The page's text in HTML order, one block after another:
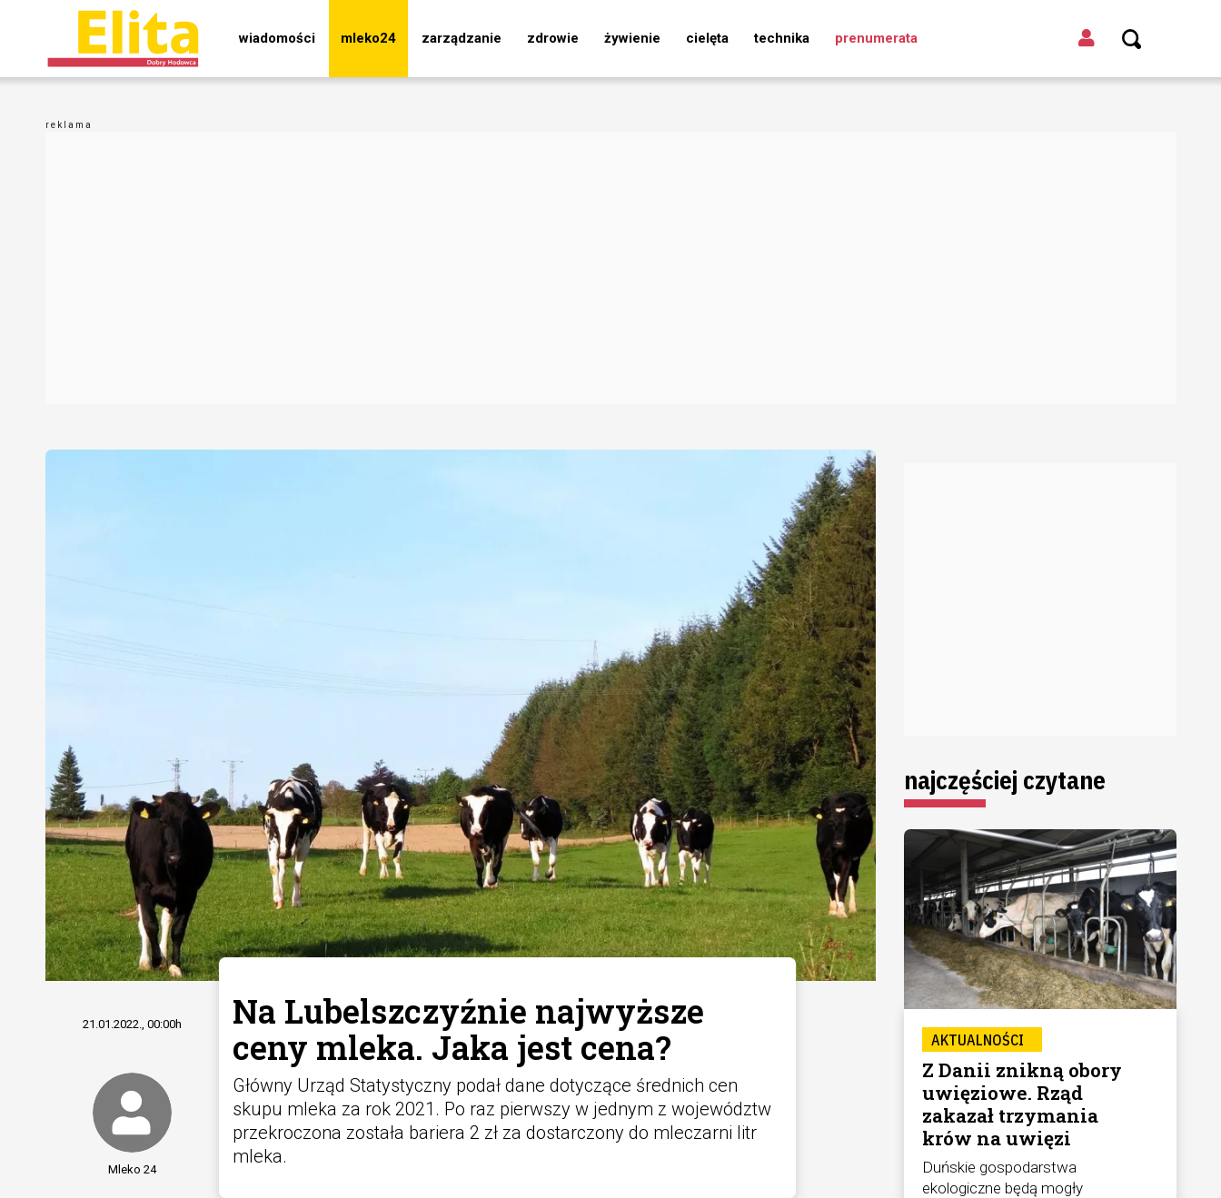
wiadomości mleko24 zarządzanie zdrowie żywienie cielęta technika prenumerata
Na Lubelszczyźnie najwyższe
ceny mleka. Jaka jest cena?
Główny Urząd Statystyczny podał dane dotyczące średnich cen
skupu mleka za rok 2021. Po raz pierwszy w jednym z województw
przekroczona została bariera 2 zł za dostarczony do mleczarni litr
mleka.
21.01.2022., 00:00h
Mleko 24
najczęściej czytane
AKTUALNOŚCI
Z Danii znikną obory
uwięziowe. Rząd
zakazał trzymania
krów na uwięzi
Duńskie gospodarstwa
ekologiczne będą mogły